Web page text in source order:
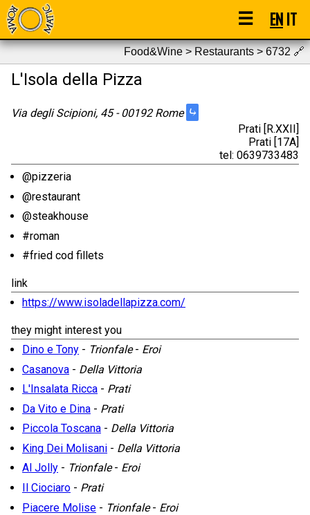
☰ ENIT
Food&Wine > Restaurants > 6732🔗
L'Isola della Pizza
Via degli Scipioni, 45 - 00192 Rome ⤷
Prati [R.XXII]
Prati [17A]
tel: 0639733483
@pizzeria
@restaurant
@steakhouse
#roman
#fried cod fillets
link
https://www.isoladellapizza.com/
they might interest you
Dino e Tony - Trionfale- Eroi
Casanova - Della Vittoria
L'Insalata Ricca - Prati
Da Vito e Dina - Prati
Piccola Toscana - Della Vittoria
King Dei Molisani - Della Vittoria
Al Jolly - Trionfale- Eroi
Il Ciociaro - Prati
Piacere Molise - Trionfale- Eroi